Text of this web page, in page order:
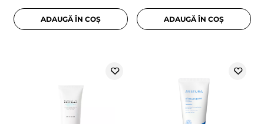
ADAUGĂ ÎN COȘ ADAUGĂ ÎN COȘ